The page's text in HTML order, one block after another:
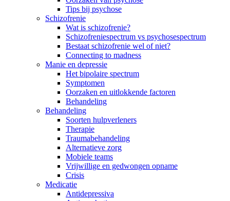
Tips bij psychose
Schizofrenie
Wat is schizofrenie?
Schizofreniespectrum vs psychosespectrum
Bestaat schizofrenie wel of niet?
Connecting to madness
Manie en depressie
Het bipolaire spectrum
Symptomen
Oorzaken en uitlokkende factoren
Behandeling
Behandeling
Soorten hulpverleners
Therapie
Traumabehandeling
Alternatieve zorg
Mobiele teams
Vrijwillige en gedwongen opname
Crisis
Medicatie
Antidepressiva